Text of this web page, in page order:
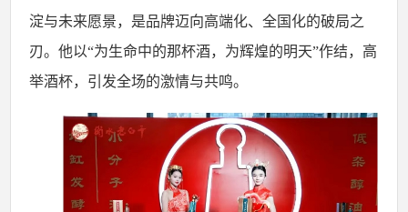
淀与未来愿景，是品牌迈向高端化、全国化的破局之
刃。他以“为生命中的那杯酒，为辉煌的明天”作结，高
举酒杯，引发全场的激情与共鸣。